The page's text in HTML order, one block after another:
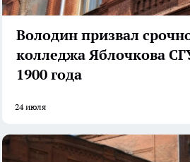
Володин призвал
колледжа Яблочкова
1900 года
24 июля